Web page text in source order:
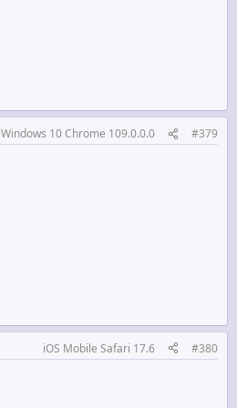
Windows 10 Chrome 109.0.0.0 #379
iOS Mobile Safari 17.6 #380